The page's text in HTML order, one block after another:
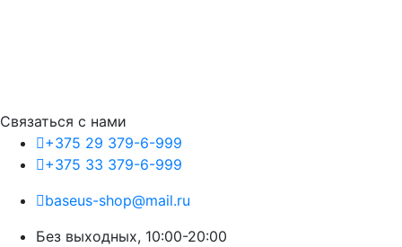
Связаться с нами
+375 29 379-6-999
+375 33 379-6-999
baseus-shop@mail.ru
Без выходных, 10:00-20:00